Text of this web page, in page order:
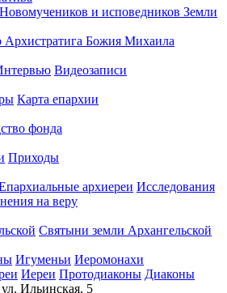
Видеозаписи
Карта епархии
фонда
Приходы
архиереи Исследования
на веру
Святыни земли Архангельской
Игуменьи Иеромонахи
Иереи Протодиаконы Диаконы
Ильинская, 5